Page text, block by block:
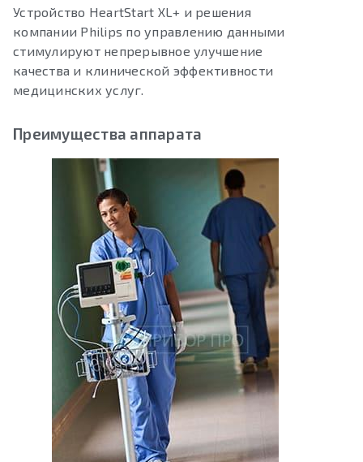
Устройство HeartStart XL+ и решения
компании Philips по управлению данными
стимулируют непрерывное улучшение
качества и клинической эффективности
медицинских услуг.
Преимущества аппарата